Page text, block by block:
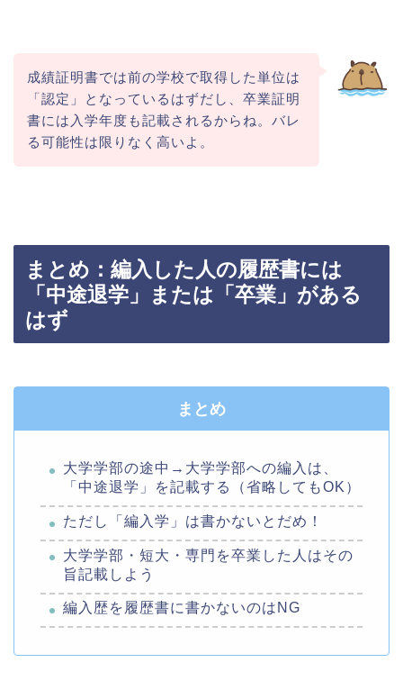
成績証明書では前の学校で取得した単位は
「認定」となっているはずだし、卒業証明
書には入学年度も記載されるからね。バレ
る可能性は限りなく高いよ。
まとめ：編入した人の履歴書には
「中途退学」または「卒業」がある
はず
まとめ
大学学部の途中→大学学部への編入は、
「中途退学」を記載する（省略してもOK）
ただし「編入学」は書かないとだめ！
大学学部・短大・専門を卒業した人はその
旨記載しよう
編入歴を履歴書に書かないのはNG